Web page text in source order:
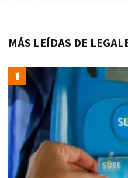
MÁS LEÍDAS DE